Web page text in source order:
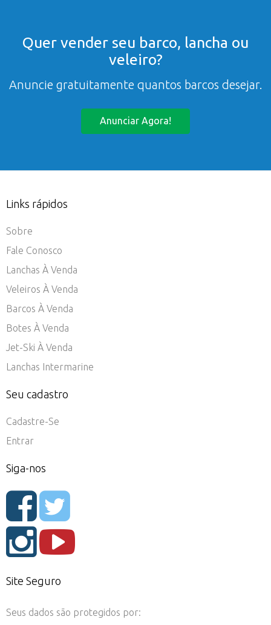
Quer vender seu barco, lancha ou
veleiro?
Anuncie gratuitamente quantos barcos desejar.
Anunciar Agora!
Links rápidos
Sobre
Fale Conosco
Lanchas À Venda
Veleiros À Venda
Barcos À Venda
Botes À Venda
Jet-Ski À Venda
Lanchas Intermarine
Seu cadastro
Cadastre-Se
Entrar
Siga-nos
Site Seguro
Seus dados são protegidos por: